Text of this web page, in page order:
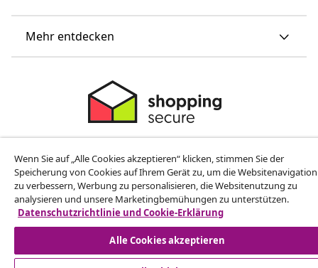
Mehr entdecken
Handelsgesellschaft GmbH
Wenn Sie auf „Alle Cookies akzeptieren“ klicken, stimmen Sie der
Speicherung von Cookies auf Ihrem Gerät zu, um die Websitenavigation
zu verbessern, Werbung zu personalisieren, die Websitenutzung zu
analysieren und unsere Marketingbemühungen zu unterstützen.
Datenschutzrichtlinie und Cookie-Erklärung
Alle Cookies akzeptieren